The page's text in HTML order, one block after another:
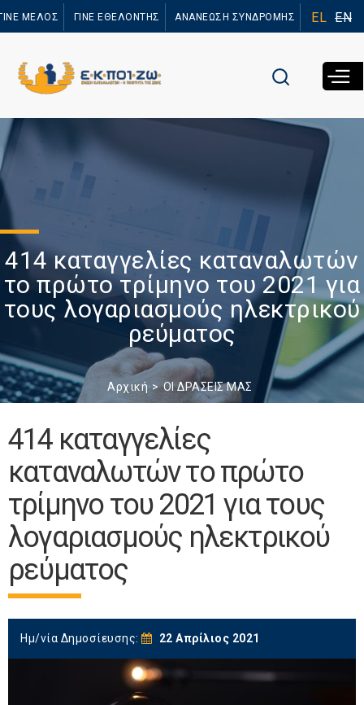
προς το
ΜΕΛΟΣ ΓΙΝΕ ΕΘΕΛΟΝΤΗΣ ΑΝΑΝΕΩΣΗ ΣΥΝΔΡΟΜΗΣ EL EN
414 καταγγελίες καταναλωτών
το πρώτο τρίμηνο του 2021 για
τους λογαριασμούς ηλεκτρικού
ρεύματος
Αρχική ΟΙ ΔΡΑΣΕΙΣ ΜΑΣ
414 καταγγελίες
καταναλωτών το πρώτο
τρίμηνο του 2021 για τους
λογαριασμούς ηλεκτρικού
ρεύματος
Ημ/νία Δημοσίευσης: 22 Απρίλιος 2021